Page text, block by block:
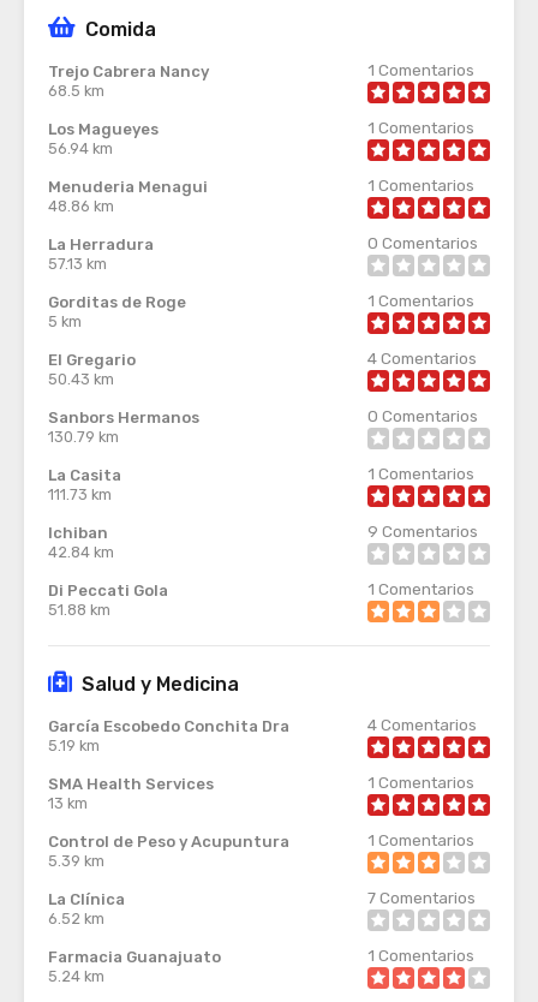
Comida
Trejo Cabrera Nancy
68.5 km
1 Comentarios
Los Magueyes
56.94 km
1 Comentarios
Menuderia Menagui
48.86 km
1 Comentarios
La Herradura
57.13 km
0 Comentarios
Gorditas de Roge
5 km
1 Comentarios
El Gregario
50.43 km
4Comentarios
Sanbors Hermanos
130.79 km
0 Comentarios
La Casita
111.73 km
1 Comentarios
Ichiban
42.84 km
9 Comentarios
Di Peccati Gola
51.88 km
1 Comentarios
Salud y Medicina
García Escobedo Conchita Dra
5.19 km
4Comentarios
SMA Health Services
13 km
1 Comentarios
Control de Peso y Acupuntura
5.39 km
1 Comentarios
La Clínica
6.52 km
7Comentarios
Farmacia Guanajuato
5.24 km
1 Comentarios